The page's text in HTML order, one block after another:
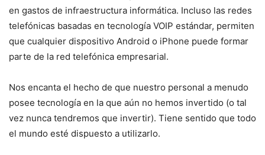
en gastos de infraestructura informática. Incluso las redes
telefónicas basadas en tecnología VOIP estándar, permiten
que cualquier dispositivo Android o iPhone puede formar
parte de la red telefónica empresarial.
Nos encanta el hecho de que nuestro personal a menudo
posee tecnología en la que aún no hemos invertido (o tal
vez nunca tendremos que invertir). Tiene sentido que todo
el mundo esté dispuesto a utilizarlo.